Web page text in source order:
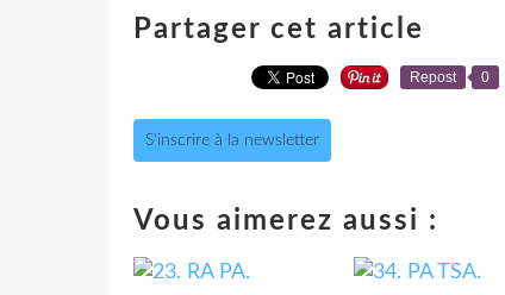
Partager cet article
Repost 0
S'inscrire à la newsletter
Vous aimerez aussi :